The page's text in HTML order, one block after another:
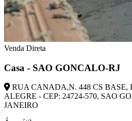
Venda Direta
Casa - SAO GONCALO-RJ
RUA CANADA,N. 448 CS BASE,
ALEGRE - CEP: 24724-570, SAO
JANEIRO